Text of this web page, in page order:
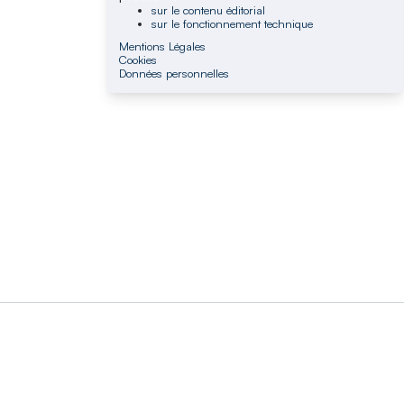
sur le contenu éditorial
sur le fonctionnement technique
Mentions Légales
Cookies
Données personnelles